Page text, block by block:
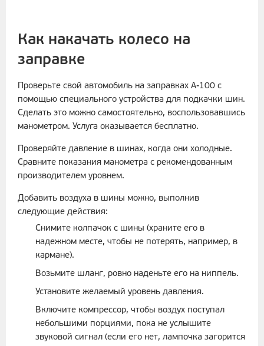
Как накачать колесо на
заправке
Проверьте свой автомобиль на заправках А-100 с
помощью специального устройства для подкачки шин.
Сделать это можно самостоятельно, воспользовавшись
манометром. Услуга оказывается бесплатно.
Проверяйте давление в шинах, когда они холодные.
Сравните показания манометра с рекомендованным
производителем уровнем.
Добавить воздуха в шины можно, выполнив
следующие действия:
Снимите колпачок с шины (храните его в
надежном месте, чтобы не потерять, например, в
кармане).
Возьмите шланг, ровно наденьте его на ниппель.
Установите желаемый уровень давления.
Включите компрессор, чтобы воздух поступал
небольшими порциями, пока не услышите
звуковой сигнал (если его нет, лампочка загорится